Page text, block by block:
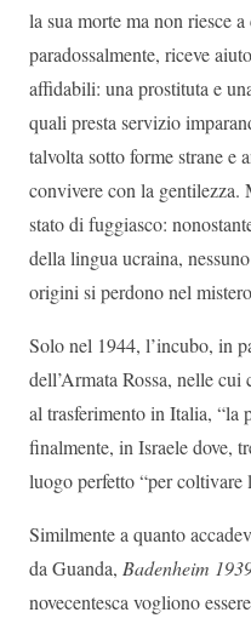
la sua morte ma non riesce
paradossalmente, riceve
affidabili: una prostituta e
quali presta servizio
talvolta sotto forme strane e
convivere con la gentilezza.
stato di fuggiasco:
della lingua ucraina,
origini si perdono nel
Solo nel 1944, l’incubo, in
dell’Armata Rossa, nelle
al trasferimento in Italia, “la
finalmente, in Israele dove,
luogo perfetto “per coltivare
Similmente a quanto
da Guanda, Badenheim
novecentesca vogliono